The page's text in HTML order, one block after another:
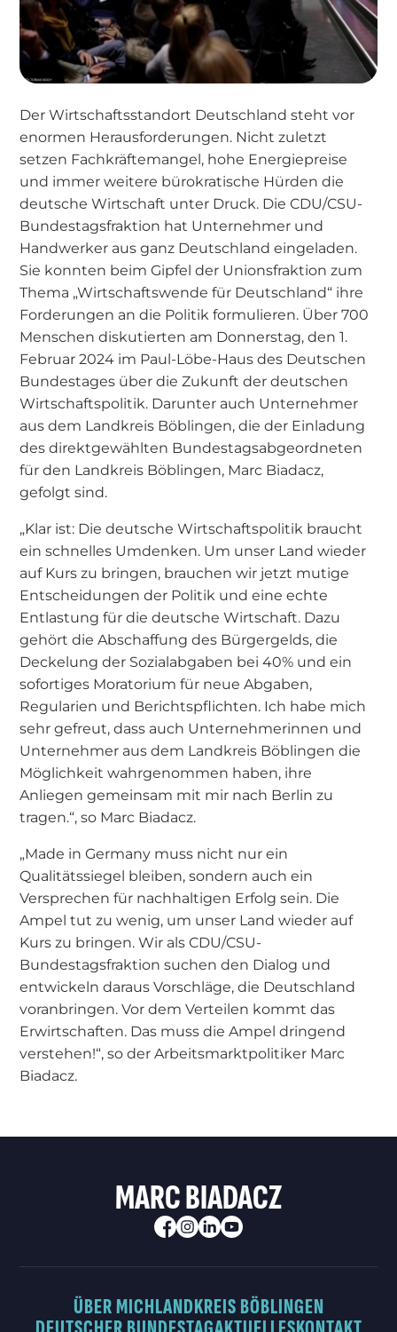
Der Wirtschaftsstandort Deutschland steht vor
enormen Herausforderungen. Nicht zuletzt
setzen Fachkräftemangel, hohe Energiepreise
und immer weitere bürokratische Hürden die
deutsche Wirtschaft unter Druck. Die CDU/CSU-
Bundestagsfraktion hat Unternehmer und
Handwerker aus ganz Deutschland eingeladen.
Sie konnten beim Gipfel der Unionsfraktion zum
Thema „Wirtschaftswende für Deutschland“ ihre
Forderungen an die Politik formulieren. Über 700
Menschen diskutierten am Donnerstag, den 1.
Februar 2024 im Paul-Löbe-Haus des Deutschen
Bundestages über die Zukunft der deutschen
Wirtschaftspolitik. Darunter auch Unternehmer
aus dem Landkreis Böblingen, die der Einladung
des direktgewählten Bundestagsabgeordneten
für den Landkreis Böblingen, Marc Biadacz,
gefolgt sind.
„Klar ist: Die deutsche Wirtschaftspolitik braucht
ein schnelles Umdenken. Um unser Land wieder
auf Kurs zu bringen, brauchen wir jetzt mutige
Entscheidungen der Politik und eine echte
Entlastung für die deutsche Wirtschaft. Dazu
gehört die Abschaffung des Bürgergelds, die
Deckelung der Sozialabgaben bei 40% und ein
sofortiges Moratorium für neue Abgaben,
Regularien und Berichtspflichten. Ich habe mich
sehr gefreut, dass auch Unternehmerinnen und
Unternehmer aus dem Landkreis Böblingen die
Möglichkeit wahrgenommen haben, ihre
Anliegen gemeinsam mit mir nach Berlin zu
tragen.“, so Marc Biadacz.
„Made in Germany muss nicht nur ein
Qualitätssiegel bleiben, sondern auch ein
Versprechen für nachhaltigen Erfolg sein. Die
Ampel tut zu wenig, um unser Land wieder auf
Kurs zu bringen. Wir als CDU/CSU-
Bundestagsfraktion suchen den Dialog und
entwickeln daraus Vorschläge, die Deutschland
voranbringen. Vor dem Verteilen kommt das
Erwirtschaften. Das muss die Ampel dringend
verstehen!“, so der Arbeitsmarktpolitiker Marc
Biadacz.
MARC BIADACZ
ÜBER MICHLANDKREIS BÖBLINGEN